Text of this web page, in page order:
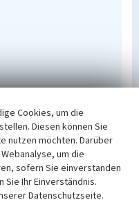
Cookies, um die
Diesen können Sie
nutzen möchten. Darüber
um die
sofern Sie einverstanden
Sie Ihr Einverständnis.
Datenschutzseite.